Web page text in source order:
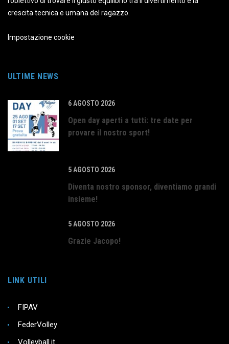
crescita tecnica e umana del ragazzo.
Impostazione cookie
ULTIME NEWS
6 AGOSTO 2026
Open day aperti a tutti: tre date per
provare il nostro sport!
5 AGOSTO 2026
Diventa nostro sponsor, diventiamo grandi
insieme!
5 AGOSTO 2026
Grazie Jacopo!
LINK UTILI
FIPAV
FederVolley
Volleyball.it